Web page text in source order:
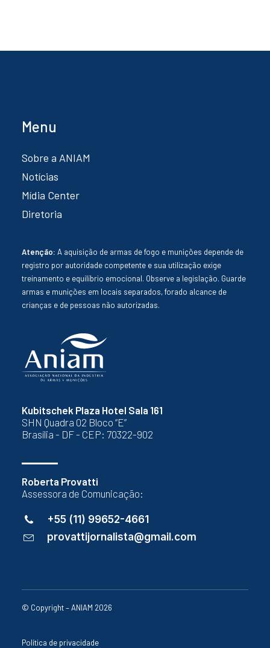
Kubitschek Plaza Hotel Sala 161
SHN Quadra 02 Bloco “E”
Brasília - DF - CEP: 70322-902
Roberta Provatti
Assessora de Comunicação:
+55 (11) 99652-4661
provattijornalista@gmail.com
Menu
Sobre a ANIAM
Notícias
Mídia Center
Diretoria
Atenção: A aquisição de armas de fogo e munições depende de
registro por autoridade competente e sua utilização exige
treinamento e equilíbrio emocional. Observe a legislação. Guarde
armas e munições em locais separados, forado alcance de
crianças e de pessoas não autorizadas.
© Copyright – ANIAM 2026
Política de privacidade